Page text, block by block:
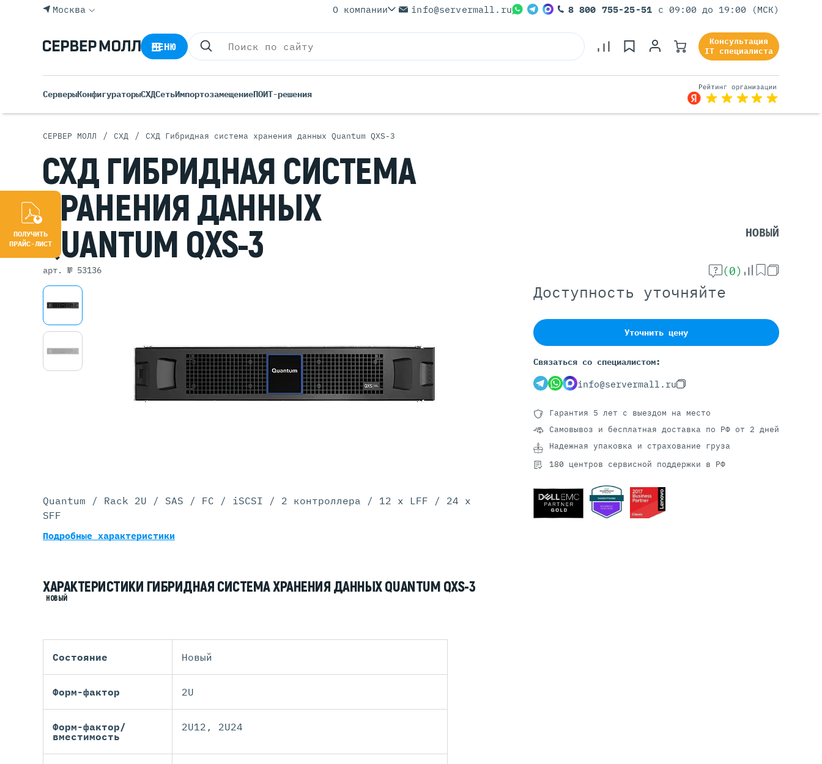
Rack Серверы
Tower Серверы
Российские Серверы
Б/У Серверы (Refurbished)
Blade Серверы
Серверы Huawei Atlas
DELL G16
DELL G15
DELL G14
HPE Gen10 Plus
HPE Gen10
Серверы С GPU
С GPU NVIDIA
С GPU Huawei Ascend
С 2 GPU
С 8 GPU
Москва О компании info@servermall.ru 8 800 755-25-51 с 09:00 до 19:00 (МСК)
МЕНЮ
Консультация
IT специалиста
СерверыКонфигураторыСХДСетьИмпортозамещениеПОИТ-решения
СЕРВЕР МОЛЛ / СХД / СХД Гибридная система хранения данных Quantum QXS-3
СХД ГИБРИДНАЯ СИСТЕМА
ХРАНЕНИЯДАННЫХ
QUANTUM QXS-3
арт. № 53136
НОВЫЙ
(0)
Доступность уточняйте
Уточнить цену
Связаться со специалистом:
info@servermall.ru
Гарантия 5 лет с выездом на место
Самовывоз и бесплатная доставка по РФ от 2 дней
Надежная упаковка и страхование груза
180 центров сервисной поддержки в РФ
Quantum / Rack 2U / SAS / FC / iSCSI / 2 контроллера / 12 x LFF / 24 x
SFF
Подробные характеристики
ХАРАКТЕРИСТИКИ ГИБРИДНАЯ СИСТЕМА ХРАНЕНИЯ ДАННЫХ QUANTUM QXS-3
НОВЫЙ
Состояние Новый
Форм-фактор 2U
Форм-фактор/
вместимость
2U12, 2U24
ПОЛУЧИТЬ
ПРАЙС-ЛИСТ